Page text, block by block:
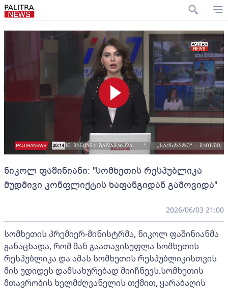
ნიკოლ ფაშინიანი: "სომხეთის რესპუბლიკა
მუდმივი კონფლიქტის ხაფანგიდან გამოვიდა"
2026/06/03 21:00
სომხეთის პრემიერ-მინისტრმა, ნიკოლ ფაშინიანმა
განაცხადა, რომ მან გაათავისუფლა სომხეთის
რესპუბლიკა და ამას სომხეთის რესპუბლიკისთვის
მის უდიდეს დამსახურებად მიიჩნევს.სომხეთის
მთავრობის ხელმძღვანელის თქმით, ყარაბაღის